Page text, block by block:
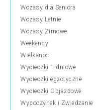
Wczasy dla Seniora
Wczasy Letnie
Wczasy Zimowe
Weekendy
Wielkanoc
Wycieczki 1-dniowe
Wycieczki egzotyczne
Wycieczki Objazdowe
Wypoczynek i Zwiedzanie